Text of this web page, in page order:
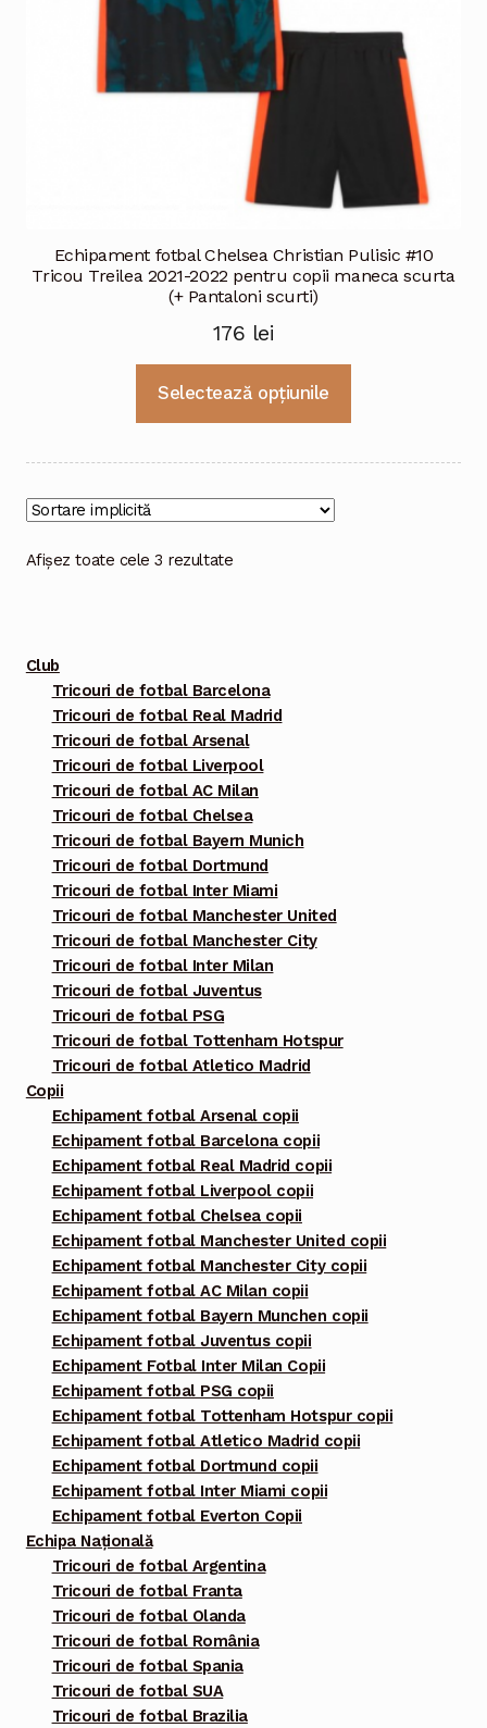
produsului.
Echipament fotbal Chelsea Christian Pulisic #10
Tricou Treilea 2021-2022 pentru copii maneca scurta
(+ Pantaloni scurti)
176 lei
Selectează opțiunile
mai
Afișez toate cele 3 rezultate
Club
Tricouri de fotbal Barcelona
Tricouri de fotbal Real Madrid
Tricouri de fotbal Arsenal
Tricouri de fotbal Liverpool
Tricouri de fotbal AC Milan
Tricouri de fotbal Chelsea
Tricouri de fotbal Bayern Munich
Tricouri de fotbal Dortmund
Tricouri de fotbal Inter Miami
Tricouri de fotbal Manchester United
Tricouri de fotbal Manchester City
Tricouri de fotbal Inter Milan
Tricouri de fotbal Juventus
Tricouri de fotbal PSG
Tricouri de fotbal Tottenham Hotspur
Tricouri de fotbal Atletico Madrid
Copii
Echipament fotbal Arsenal copii
Echipament fotbal Barcelona copii
Echipament fotbal Real Madrid copii
Echipament fotbal Liverpool copii
Echipament fotbal Chelsea copii
Echipament fotbal Manchester United copii
Echipament fotbal Manchester City copii
Echipament fotbal AC Milan copii
Echipament fotbal Bayern Munchen copii
Echipament fotbal Juventus copii
Echipament Fotbal Inter Milan Copii
Echipament fotbal PSG copii
Echipament fotbal Tottenham Hotspur copii
Echipament fotbal Atletico Madrid copii
Echipament fotbal Dortmund copii
Echipament fotbal Inter Miami copii
Echipament fotbal Everton Copii
Echipa Națională
Tricouri de fotbal Argentina
Tricouri de fotbal Franta
Tricouri de fotbal Olanda
Tricouri de fotbal România
Tricouri de fotbal Spania
Tricouri de fotbal SUA
Tricouri de fotbal Brazilia